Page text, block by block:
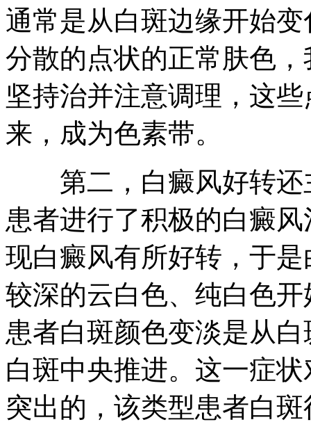
通常是从白斑边缘开始
分散的点状的正常肤色
坚持治并注意调理，这
来，成为色素带。
第二，白癜风好转还
患者进行了积极的白癜
现白癜风有所好转，于
较深的云白色、纯白色
患者白斑颜色变淡是从
白斑中央推进。这一症
突出的，该类型患者白